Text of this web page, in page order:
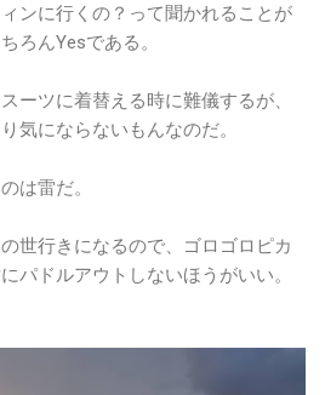
ンに行くの？って聞かれることが
ろんYesである。
ーツに着替える時に難儀するが、
気にならないもんなのだ。
は雷だ。
世行きになるので、ゴロゴロピカ
パドルアウトしないほうがいい。